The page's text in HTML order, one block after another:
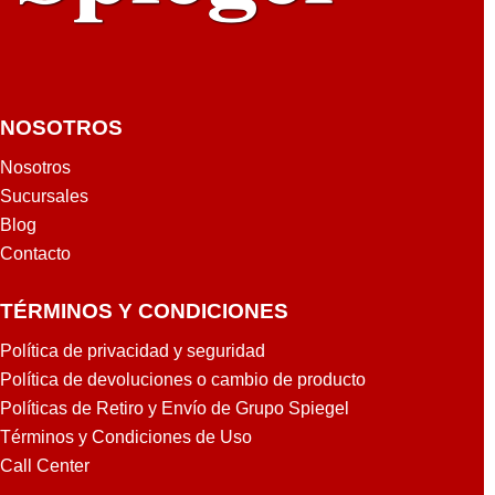
NOSOTROS
Nosotros
Sucursales
Blog
Contacto
TÉRMINOS Y CONDICIONES
Política de privacidad y seguridad
Política de devoluciones o cambio de producto
Políticas de Retiro y Envío de Grupo Spiegel
Términos y Condiciones de Uso
Call Center